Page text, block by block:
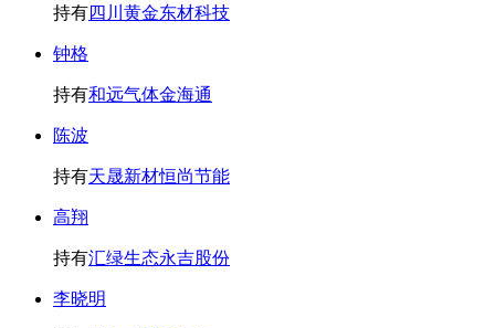
持有四川黄金东材科技
钟格
持有和远气体金海通
陈波
持有天晟新材恒尚节能
高翔
持有汇绿生态永吉股份
李晓明